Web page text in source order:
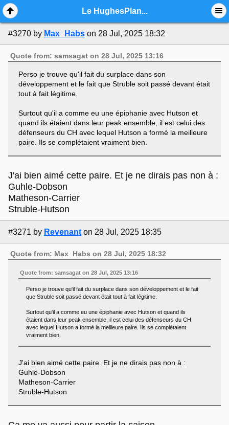
Le HughesPlan...
#3270 by Max_Habs on 28 Jul, 2025 18:32
Quote from: samsagat on 28 Jul, 2025 13:16
Perso je trouve qu'il fait du surplace dans son
développement et le fait que Struble soit passé devant était
tout à fait légitime.
Surtout qu'il a comme eu une épiphanie avec Hutson et
quand ils étaient dans leur peak ensemble, il est celui des
défenseurs du CH avec lequel Hutson a formé la meilleure
paire. Ils se complétaient vraiment bien.
J'ai bien aimé cette paire. Et je ne dirais pas non à :
Guhle-Dobson
Matheson-Carrier
Struble-Hutson
#3271 by Revenant on 28 Jul, 2025 18:35
Quote from: Max_Habs on 28 Jul, 2025 18:32
Quote from: samsagat on 28 Jul, 2025 13:16
Perso je trouve qu'il fait du surplace dans son développement et le fait
que Struble soit passé devant était tout à fait légitime.
Surtout qu'il a comme eu une épiphanie avec Hutson et quand ils
étaient dans leur peak ensemble, il est celui des défenseurs du CH
avec lequel Hutson a formé la meilleure paire. Ils se complétaient
vraiment bien.
J'ai bien aimé cette paire. Et je ne dirais pas non à :
Guhle-Dobson
Matheson-Carrier
Struble-Hutson